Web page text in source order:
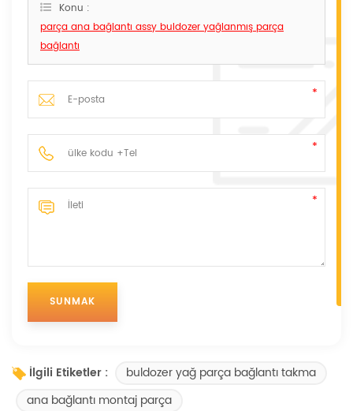
Konu :
parça ana bağlantı assy buldozer yağlanmış parça
bağlantı
İlgili Etiketler :
buldozer yağ parça bağlantı takma
ana bağlantı montaj parça